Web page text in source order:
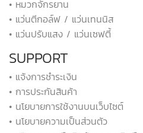
• หมวกจักรยาน
• แว่นตีกอล์ฟ / แว่นเทนนิส
• แว่นปรับแสง / แว่นเซฟตี้
SUPPORT
• แจ้งการชำระเงิน
• การประกันสินค้า
• นโยบายการใช้งานบนเว็บไซต์
• นโยบายความเป็นส่วนตัว